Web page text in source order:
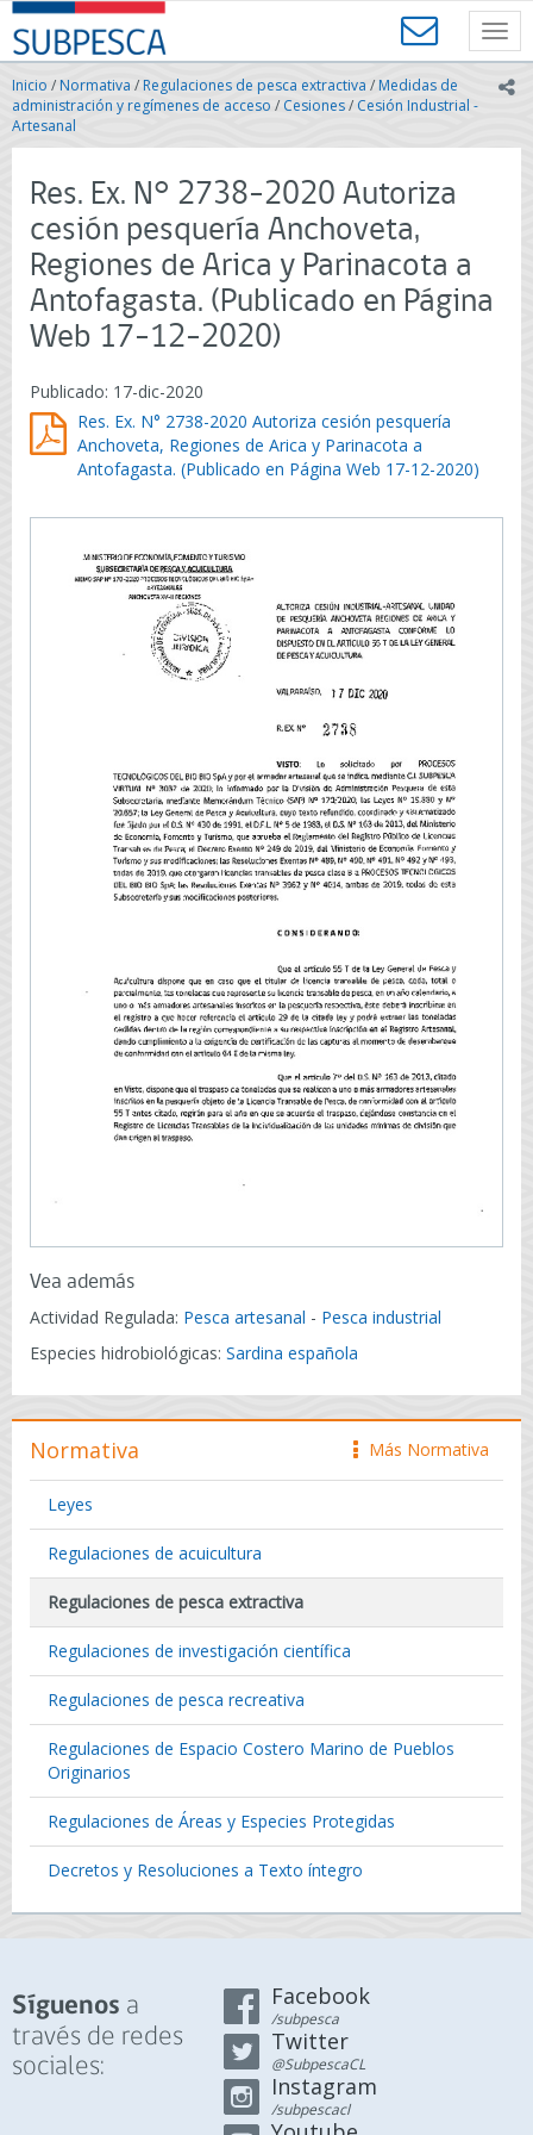
Contenido
principal
SUBPESCA
-
Subsecretaría
de
Pesca
y
Gobierno
de
Chile
Inicio /Normativa / Regulaciones de pesca extractiva / Medidas de
administración y regímenes de acceso / Cesiones/ Cesión Industrial -
Artesanal
Res. Ex. N° 2738-2020 Autoriza
cesión pesquería Anchoveta,
Regiones de Arica y Parinacota a
Antofagasta. (Publicado en Página
Web 17-12-2020)
Publicado: 17-dic-2020
Res. Ex. N° 2738-2020 Autoriza cesión pesquería
Anchoveta, Regiones de Arica y Parinacota a
Antofagasta. (Publicado en Página Web 17-12-2020)
Vea además
Actividad Regulada: Pesca artesanal - Pesca industrial
Especies hidrobiológicas: Sardina española
icono
Más Normativa
Normativa
Leyes
Regulaciones de acuicultura
Regulaciones de pesca extractiva
Regulaciones de investigación científica
Regulaciones de pesca recreativa
Regulaciones de Espacio Costero Marino de Pueblos
Originarios
Regulaciones de Áreas y Especies Protegidas
Decretos y Resoluciones a Texto íntegro
Síguenos a
través de redes
sociales:
Facebook
/subpesca
Twitter
@SubpescaCL
Instagram
/subpescacl